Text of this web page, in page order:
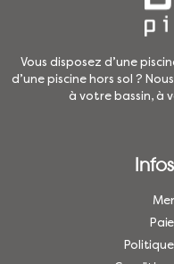
Vous disposez d’une
d’une piscine hors sol ?
à votre bassin, à